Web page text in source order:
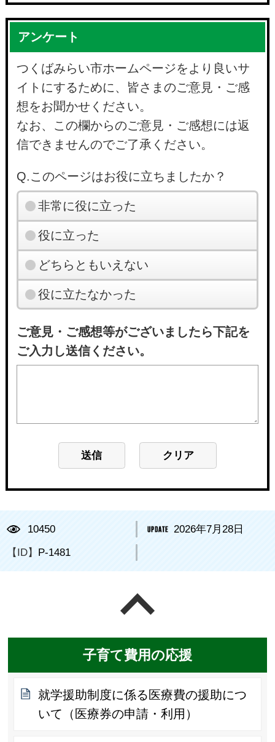
アンケート
つくばみらい市ホームページをより良いサ
イトにするために、皆さまのご意見・ご感
想をお聞かせください。
なお、この欄からのご意見・ご感想には返
信できませんのでご了承ください。
Q.このページはお役に立ちましたか？
非常に役に立った
役に立った
どちらともいえない
役に立たなかった
ご意見・ご感想等がございましたら下記を
ご入力し送信ください。
10450 2026年7月28日
【ID】 P-1481
子育て費用の応援
就学援助制度に係る医療費の援助につ
いて（医療券の申請・利用）